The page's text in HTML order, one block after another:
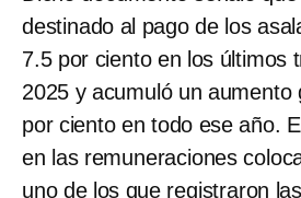
destinado al pago de los
7.5 por ciento en los últimos
2025 y acumuló un aumento
por ciento en todo ese año.
en las remuneraciones
uno de los que registraron las